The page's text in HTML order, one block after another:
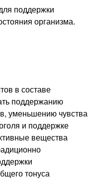
поддержки
организма.
в составе
поддержанию
уменьшению чувства
и поддержке
вещества
тонуса